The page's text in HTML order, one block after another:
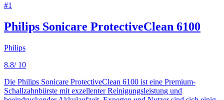
#1
Philips Sonicare ProtectiveClean 6100
Philips
8.8/ 10
Die Philips Sonicare ProtectiveClean 6100 ist eine Premium-
Schallzahnbürste mit exzellenter Reinigungsleistung und